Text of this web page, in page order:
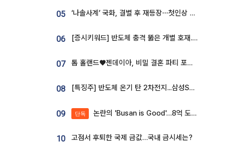
05 ‘나솔사계’ 국화, 결별 후 재등장⋯첫인상 투표 휩쓸고 ‘인기녀’ 등극
06 [증시키워드] 반도체 충격 뚫은 개별 호재...포스코퓨처엠·에코프로·한화솔루션 '눈길'
07 톰 홀랜드♥젠데이아, 비밀 결혼 파티 포착⋯호텔 대관비만 9억
08 [특징주] 반도체 온기 탄 2차전지...삼성SDI, 장 초반 7% 넘게 껑충
09 단독 논란의 'Busan is Good'…8억 도시브랜드, 용산 대통령실 CI 업체가 수행
10 고점서 후퇴한 국제 금값…국내 금시세는?